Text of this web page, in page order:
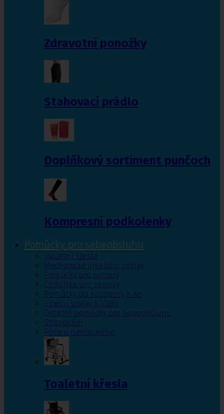
Zdravotní ponožky
Stahovací prádlo
Doplňkový sortiment punčoch
Kompresní podkolenky
Pomůcky pro sebeobsluhu
Toaletní křesla
Mechanické invalidní vozíky
Pomůcky pro seniory
Chodítka pro seniory
Pomůcky do koupelny a wc
Jídelní stolky k lůžku
Ostatní pomůcky pro sebeobsluhu
Stravování
Péče o nemocného
Toaletní křesla